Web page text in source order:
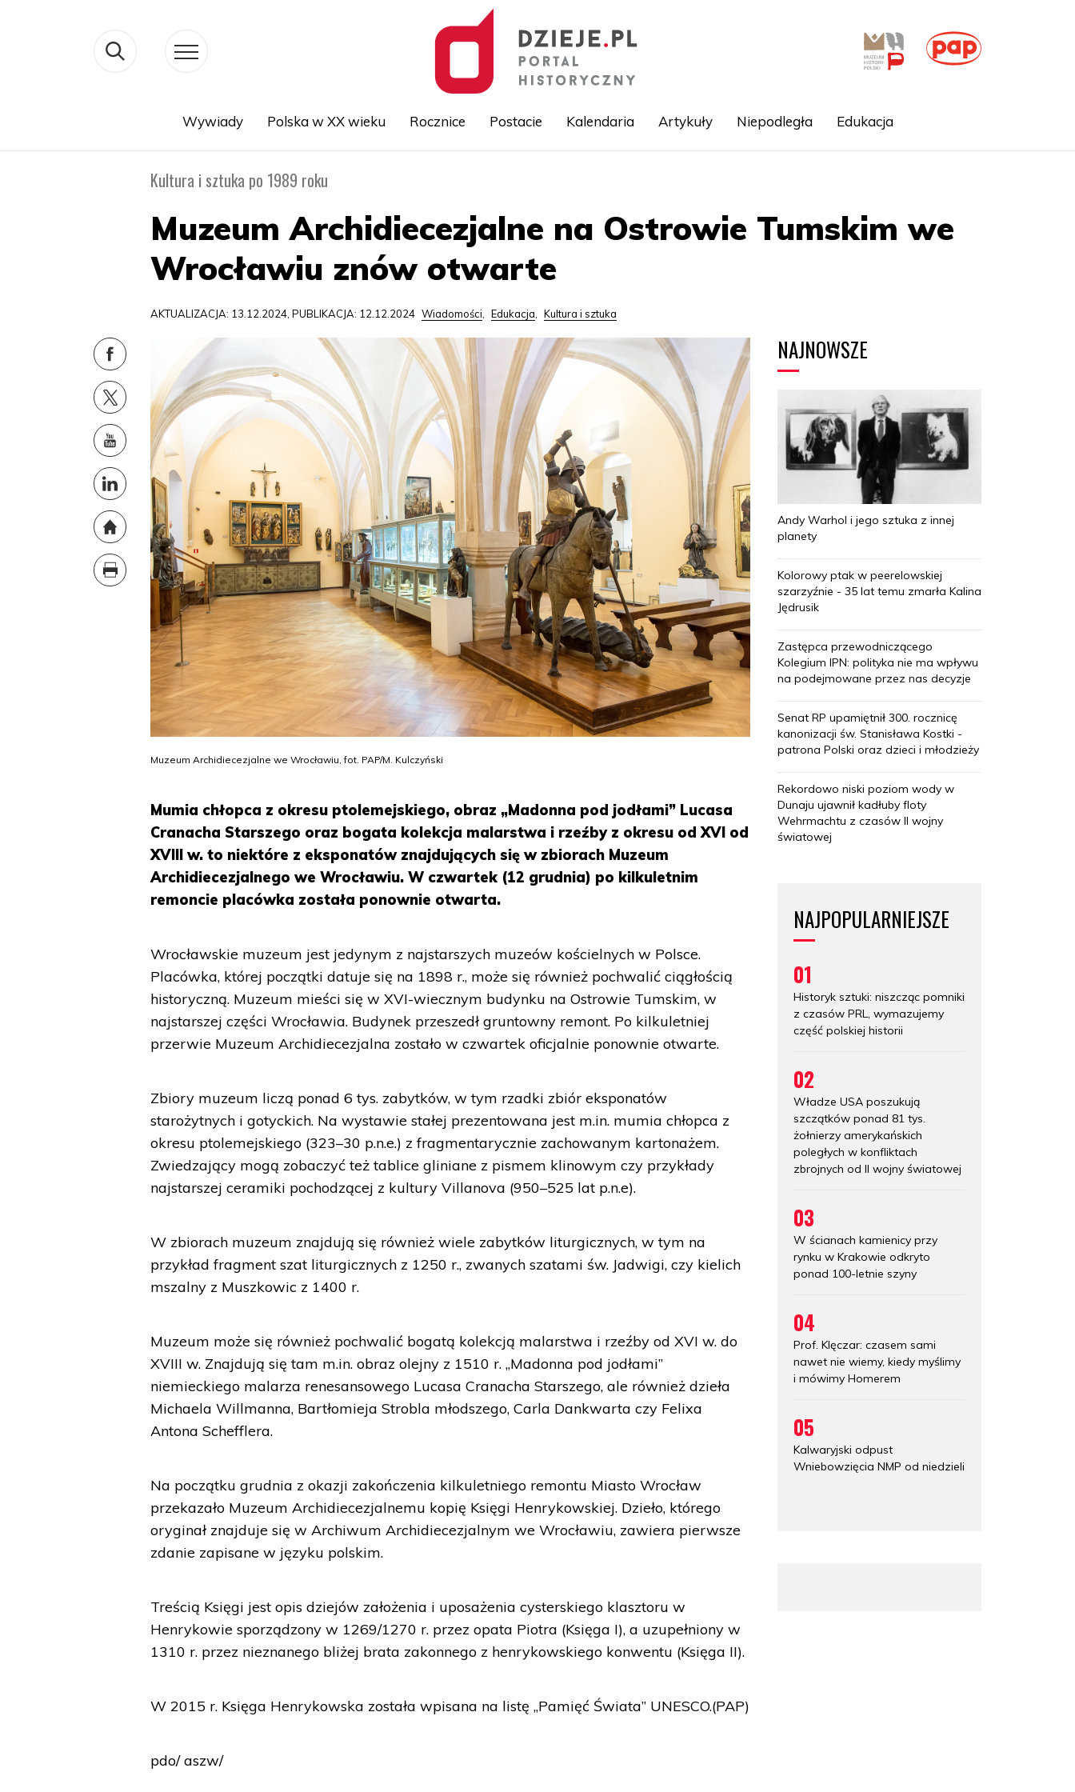
Wywiady Polska w XX wieku Rocznice Postacie Kalendaria Artykuły Niepodległa Edukacja
Kultura i sztuka po 1989 roku
Muzeum Archidiecezjalne na Ostrowie Tumskim we
Wrocławiu znów otwarte
AKTUALIZACJA: 13.12.2024, PUBLIKACJA: 12.12.2024 Wiadomości, Edukacja, Kultura i sztuka
Muzeum Archidiecezjalne we Wrocławiu, fot. PAP/M. Kulczyński
Mumia chłopca z okresu ptolemejskiego, obraz „Madonna pod jodłami” Lucasa
Cranacha Starszego oraz bogata kolekcja malarstwa i rzeźby z okresu od XVI od
XVIII w. to niektóre z eksponatów znajdujących się w zbiorach Muzeum
Archidiecezjalnego we Wrocławiu. W czwartek (12 grudnia) po kilkuletnim
remoncie placówka została ponownie otwarta.
Wrocławskie muzeum jest jedynym z najstarszych muzeów kościelnych w Polsce.
Placówka, której początki datuje się na 1898 r., może się również pochwalić ciągłością
historyczną. Muzeum mieści się w XVI-wiecznym budynku na Ostrowie Tumskim, w
najstarszej części Wrocławia. Budynek przeszedł gruntowny remont. Po kilkuletniej
przerwie Muzeum Archidiecezjalna zostało w czwartek oficjalnie ponownie otwarte.
Zbiory muzeum liczą ponad 6 tys. zabytków, w tym rzadki zbiór eksponatów
starożytnych i gotyckich. Na wystawie stałej prezentowana jest m.in. mumia chłopca z
okresu ptolemejskiego (323–30 p.n.e.) z fragmentarycznie zachowanym kartonażem.
Zwiedzający mogą zobaczyć też tablice gliniane z pismem klinowym czy przykłady
najstarszej ceramiki pochodzącej z kultury Villanova (950–525 lat p.n.e).
W zbiorach muzeum znajdują się również wiele zabytków liturgicznych, w tym na
przykład fragment szat liturgicznych z 1250 r., zwanych szatami św. Jadwigi, czy kielich
mszalny z Muszkowic z 1400 r.
Muzeum może się również pochwalić bogatą kolekcją malarstwa i rzeźby od XVI w. do
XVIII w. Znajdują się tam m.in. obraz olejny z 1510 r. „Madonna pod jodłami”
niemieckiego malarza renesansowego Lucasa Cranacha Starszego, ale również dzieła
Michaela Willmanna, Bartłomieja Strobla młodszego, Carla Dankwarta czy Felixa
Antona Schefflera.
Na początku grudnia z okazji zakończenia kilkuletniego remontu Miasto Wrocław
przekazało Muzeum Archidiecezjalnemu kopię Księgi Henrykowskiej. Dzieło, którego
oryginał znajduje się w Archiwum Archidiecezjalnym we Wrocławiu, zawiera pierwsze
zdanie zapisane w języku polskim.
Treścią Księgi jest opis dziejów założenia i uposażenia cysterskiego klasztoru w
Henrykowie sporządzony w 1269/1270 r. przez opata Piotra (Księga I), a uzupełniony w
1310 r. przez nieznanego bliżej brata zakonnego z henrykowskiego konwentu (Księga II).
W 2015 r. Księga Henrykowska została wpisana na listę „Pamięć Świata” UNESCO.(PAP)
pdo/ aszw/
NAJNOWSZE
Andy Warhol i jego sztuka z innej
planety
Kolorowy ptak w peerelowskiej
szarzyźnie - 35 lat temu zmarła Kalina
Jędrusik
Zastępca przewodniczącego
Kolegium IPN: polityka nie ma wpływu
na podejmowane przez nas decyzje
Senat RP upamiętnił 300. rocznicę
kanonizacji św. Stanisława Kostki -
patrona Polski oraz dzieci i młodzieży
Rekordowo niski poziom wody w
Dunaju ujawnił kadłuby floty
Wehrmachtu z czasów II wojny
światowej
NAJPOPULARNIEJSZE
01
Historyk sztuki: niszcząc pomniki
z czasów PRL, wymazujemy
część polskiej historii
02
Władze USA poszukują
szczątków ponad 81 tys.
żołnierzy amerykańskich
poległych w konfliktach
zbrojnych od II wojny światowej
03
W ścianach kamienicy przy
rynku w Krakowie odkryto
ponad 100-letnie szyny
04
Prof. Klęczar: czasem sami
nawet nie wiemy, kiedy myślimy
i mówimy Homerem
05
Kalwaryjski odpust
Wniebowzięcia NMP od niedzieli